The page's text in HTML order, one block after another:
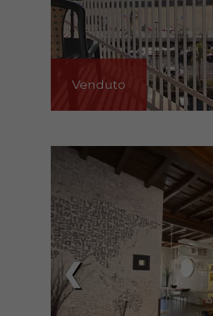
Venduto
❮